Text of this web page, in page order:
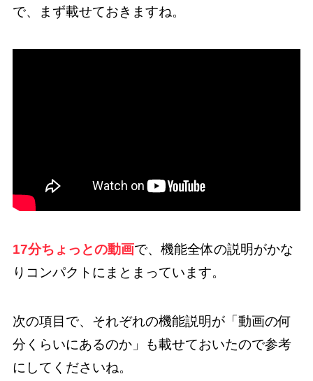
で、まず載せておきますね。
17分ちょっとの動画で、機能全体の説明がかな
りコンパクトにまとまっています。
次の項目で、それぞれの機能説明が「動画の何
分くらいにあるのか」も載せておいたので参考
にしてくださいね。